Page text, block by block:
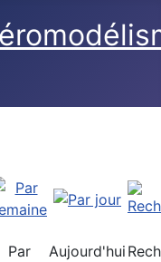
Par
Aujourd'hui